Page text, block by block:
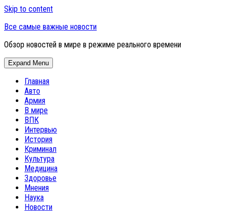
Skip to content
Все самые важные новости
Обзор новостей в мире в режиме реального времени
Expand Menu
Главная
Авто
Армия
В мире
ВПК
Интервью
История
Криминал
Культура
Медицина
Здоровье
Мнения
Наука
Новости